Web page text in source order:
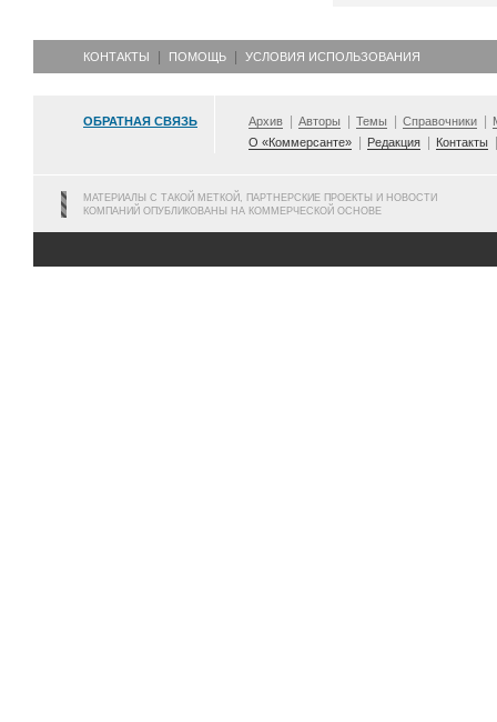
КОНТАКТЫ ПОМОЩЬ УСЛОВИЯ ИСПОЛЬЗОВАНИЯ
ОБРАТНАЯ СВЯЗЬ Архив Авторы Темы Справочники
О «Коммерсанте»
Редакция Контакты
МАТЕРИАЛЫ С ТАКОЙ МЕТКОЙ, ПАРТНЕРСКИЕ ПРОЕКТЫ И НОВОСТИ
КОМПАНИЙ ОПУБЛИКОВАНЫ НА КОММЕРЧЕСКОЙ ОСНОВЕ